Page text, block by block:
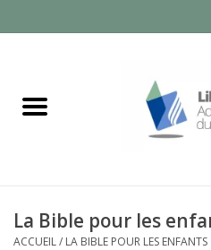
La Bible pour les
ACCUEIL/ LA BIBLE POUR LES ENFANTS